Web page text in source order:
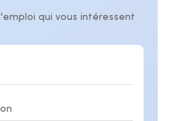
qui vous intéressent